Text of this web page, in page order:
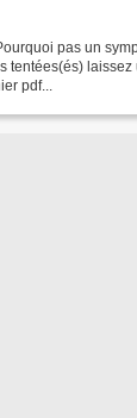
pas un
tentées(és)
pdf...